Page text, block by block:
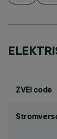
ZVEI code